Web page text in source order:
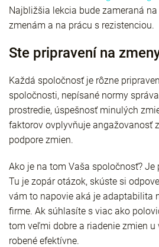
Najbližšia lekcia bude zameraná
zmenám a na prácu s rezistenciou.
Ste pripravení na
Každá spoločnosť je rôzne
spoločnosti, nepísané normy
prostredie, úspešnosť minulých
faktorov ovplyvňuje angažovanosť
podpore zmien.
Ako je na tom Vaša spoločnosť? Je
Tu je zopár otázok, skúste si
vám to napovie aká je adaptabilita
firme. Ak súhlasíte s viac ako
tom veľmi dobre a riadenie zmien u
robené efektívne.